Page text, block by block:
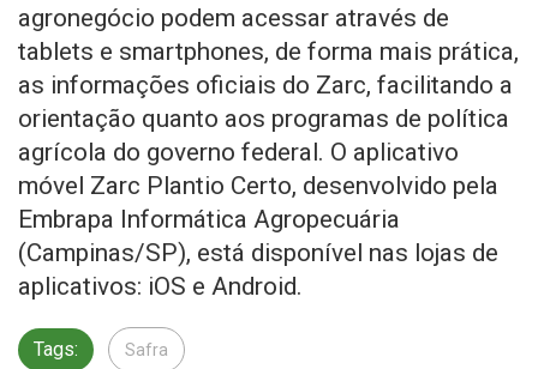
agronegócio podem acessar através de
tablets e smartphones, de forma mais prática,
as informações oficiais do Zarc, facilitando a
orientação quanto aos programas de política
agrícola do governo federal. O aplicativo
móvel Zarc Plantio Certo, desenvolvido pela
Embrapa Informática Agropecuária
(Campinas/SP), está disponível nas lojas de
aplicativos: iOS e Android.
Tags: Safra